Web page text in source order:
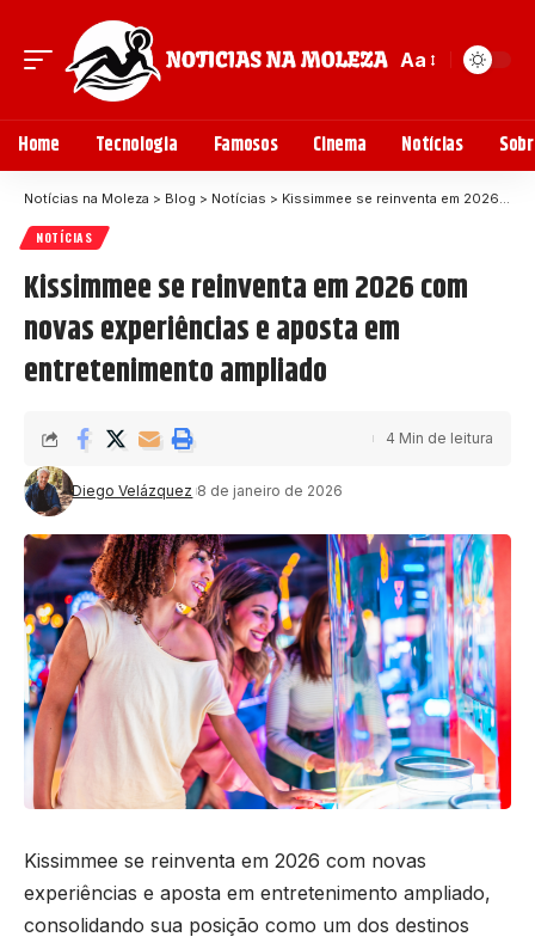
Aa
Home Tecnologia Famosos Cinema Notícias
Notícias na Moleza > Blog > Notícias > Kissimmee se reinventa em 2026 com novas experiências e aposta em entretenimento ampliado
NOTÍCIAS
Kissimmee se reinventa em 2026 com
novas experiências e aposta em
entretenimento ampliado
Diego Velázquez 8 de janeiro de 2026
4 Min de leitura
Kissimmee se reinventa em 2026 com novas
experiências e aposta em entretenimento ampliado,
consolidando sua posição como um dos destinos